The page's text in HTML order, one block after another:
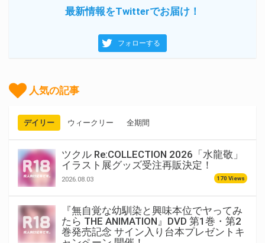
最新情報をTwitterでお届け！
フォローする
人気の記事
デイリー ウィークリー 全期間
ツクル Re:COLLECTION 2026「水龍敬」
イラスト展グッズ受注再販決定！
2026.08.03 170 Views
『無自覚な幼馴染と興味本位でヤってみ
たら THE ANIMATION』DVD 第1巻・第2
巻発売記念 サイン入り台本プレゼントキ